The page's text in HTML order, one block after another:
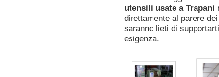
utensili usate a Trapani
direttamente al parere
saranno lieti di
esigenza.